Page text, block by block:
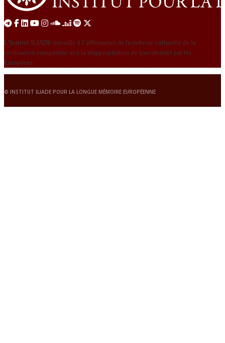
L’Institut ILIADE travaille à l’affirmation de la richesse culturelle de la
civilisation européenne et à la réappropriation de leur identité par les
Européens.
© INSTITUT ILIADE POUR LA LONGUE MÉMOIRE EUROPÉENNE